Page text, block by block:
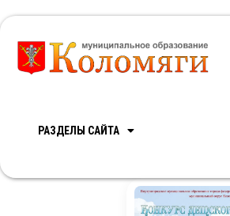
РАЗДЕЛЫ САЙТА